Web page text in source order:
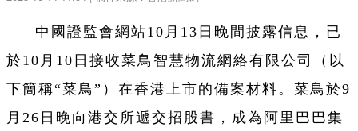
中國證監會網站10月13日晚間 披露信息，已
於10月10日接收菜鳥智慧物流網絡有限公司（以
下簡稱“菜鳥”）在香港上市的備案材料。菜鳥於9
月26日晚向港交所遞交招股書，成為阿里巴巴集